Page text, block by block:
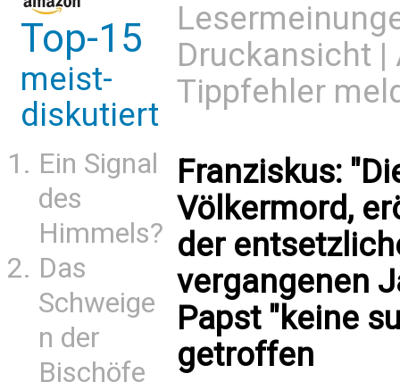
Top-15
meist-
diskutiert
Ein Signal
des
Himmels?
Das
Schweige
n der
Bischöfe
Druckansicht |
Tippfehler
Franziskus:
Völkermord,
der
vergangenen
Papst "keine
getroffen